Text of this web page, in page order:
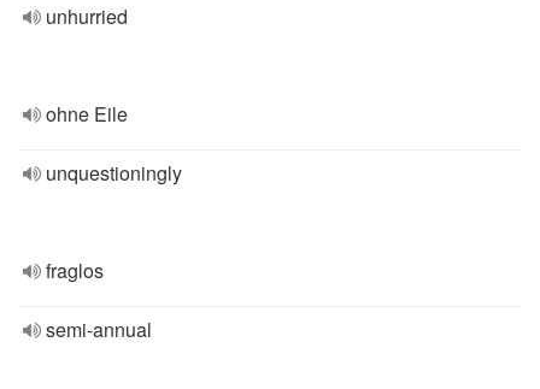
unhurried
ohne Eile
unquestioningly
fraglos
semi-annual